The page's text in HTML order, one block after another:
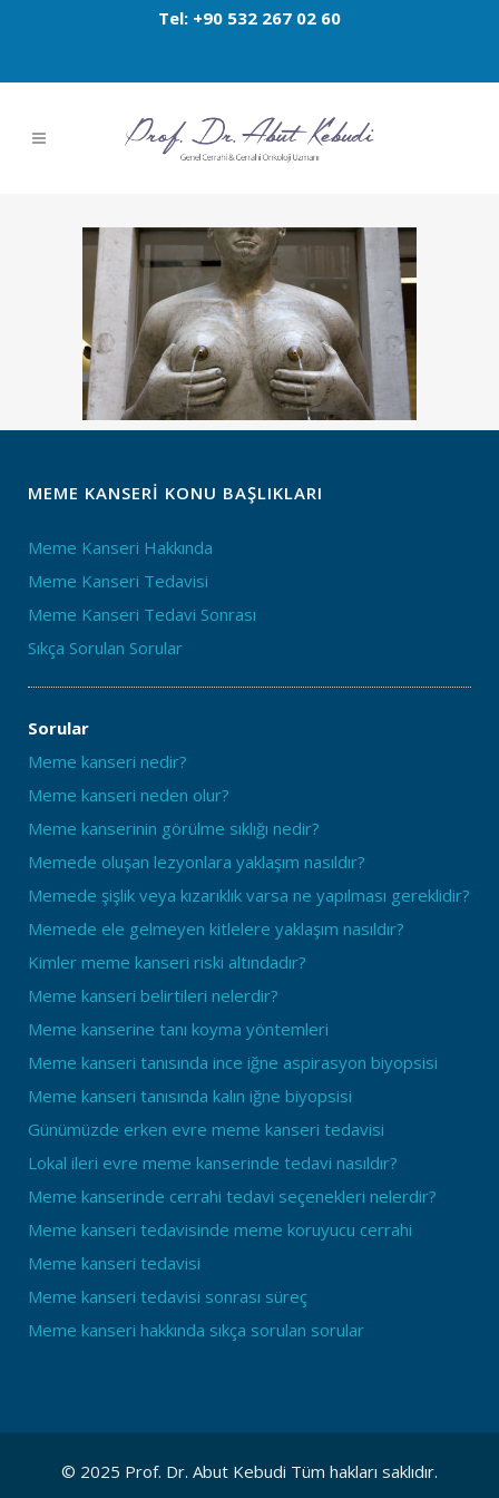
Tel: +90 532 267 02 60
MEME KANSERI KONU BAŞLIKLARI
Meme Kanseri Hakkında
Meme Kanseri Tedavisi
Meme Kanseri Tedavi Sonrası
Sıkça Sorulan Sorular
Sorular
Meme kanseri nedir?
Meme kanseri neden olur?
Meme kanserinin görülme sıklığı nedir?
Memede oluşan lezyonlara yaklaşım nasıldır?
Memede şişlik veya kızarıklık varsa ne yapılması gereklidir?
Memede ele gelmeyen kitlelere yaklaşım nasıldır?
Kimler meme kanseri riski altındadır?
Meme kanseri belirtileri nelerdir?
Meme kanserine tanı koyma yöntemleri
Meme kanseri tanısında ince iğne aspirasyon biyopsisi
Meme kanseri tanısında kalın iğne biyopsisi
Günümüzde erken evre meme kanseri tedavisi
Lokal ileri evre meme kanserinde tedavi nasıldır?
Meme kanserinde cerrahi tedavi seçenekleri nelerdir?
Meme kanseri tedavisinde meme koruyucu cerrahi
Meme kanseri tedavisi
Meme kanseri tedavisi sonrası süreç
Meme kanseri hakkında sıkça sorulan sorular
© 2025 Prof. Dr. Abut Kebudi Tüm hakları saklıdır.